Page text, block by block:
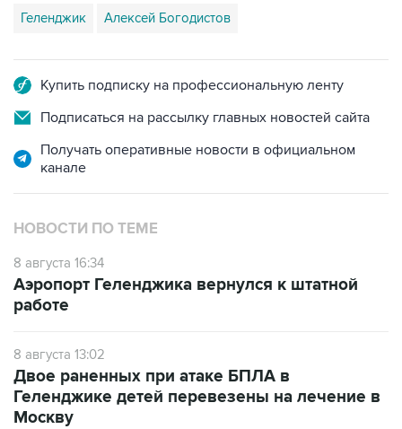
Геленджик Алексей Богодистов
Купить подписку на профессиональную ленту
Подписаться на рассылку главных новостей сайта
Получать оперативные новости в официальном
канале
НОВОСТИ ПО ТЕМЕ
8 августа 16:34
Аэропорт Геленджика вернулся к штатной
работе
8 августа 13:02
Двое раненных при атаке БПЛА в
Геленджике детей перевезены на лечение в
Москву